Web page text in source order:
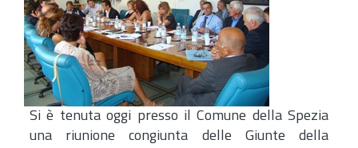
Si è tenuta oggi presso il Comune della Spezia
una riunione congiunta delle Giunte della